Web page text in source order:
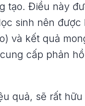
tạo. Điều này
sinh nên được
và kết quả
cấp phản
quả, sẽ rất